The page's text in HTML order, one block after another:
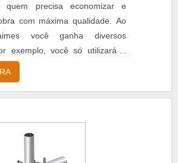
quem precisa economizar e
com máxima qualidade. Ao
você ganha diversos
exemplo, você só utilizará o
enquanto for necessário e não
desnecessariamente.
civil. De acordo com a
a definição de andaimes....